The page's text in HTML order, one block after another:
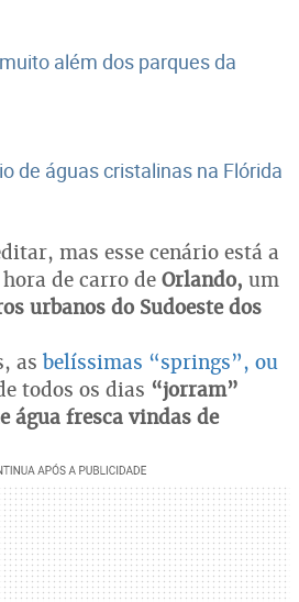
além dos parques da
de águas cristalinas na Flórida
mas esse cenário está a
de carro de Orlando, um
urbanos do Sudoeste dos
as belíssimas “springs”, ou
todos os dias “jorram”
água fresca vindas de